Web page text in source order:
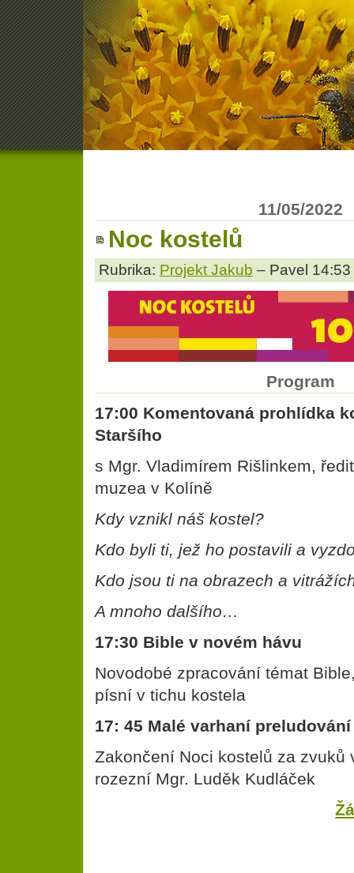
11/05/2022
Noc kostelů
Rubrika: Projekt Jakub – Pavel 14:53
Program
17:00 Komentovaná prohlídka
Staršího
s Mgr. Vladimírem Rišlinkem,
muzea v Kolíně
Kdy vznikl náš kostel?
Kdo byli ti, jež ho postavili a
Kdo jsou ti na obrazech a
A mnoho dalšího…
17:30 Bible v novém hávu
Novodobé zpracování témat
písní v tichu kostela
17: 45 Malé varhaní preludování
Zakončení Noci kostelů za zvuků
rozezní Mgr. Luděk Kudláček